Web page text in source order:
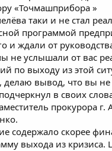
«Точмашприбора »
таки и не стал
программой
и ждали от
не услышали от вас
по выходу из этой
делаю вывод, что вы
в своих
прокурора г.
содержало скорее
выхода из кризиса.